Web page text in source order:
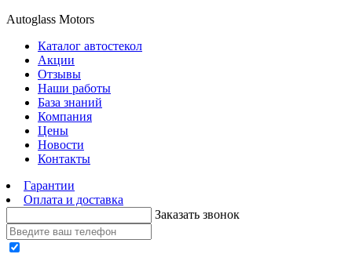
Autoglass Motors
Каталог автостекол
Акции
Отзывы
Наши работы
База знаний
Компания
Цены
Новости
Контакты
Гарантии
Оплата и доставка
Заказать звонок